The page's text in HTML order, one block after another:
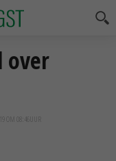
over
OM 08:46